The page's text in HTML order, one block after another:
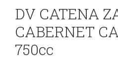
DV CATENA
CABERNET
750cc